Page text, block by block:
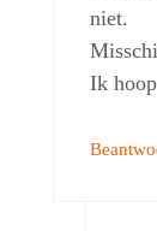
niet.
Ik